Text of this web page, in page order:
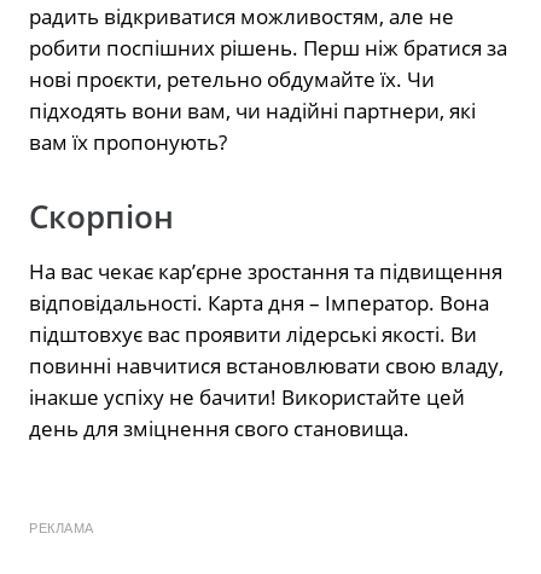
радить відкриватися можливостям, але не
робити поспішних рішень. Перш ніж братися за
нові проєкти, ретельно обдумайте їх. Чи
підходять вони вам, чи надійні партнери, які
вам їх пропонують?
Скорпіон
На вас чекає кар’єрне зростання та підвищення
відповідальності. Карта дня – Імператор. Вона
підштовхує вас проявити лідерські якості. Ви
повинні навчитися встановлювати свою владу,
інакше успіху не бачити! Використайте цей
день для зміцнення свого становища.
РЕКЛАМА